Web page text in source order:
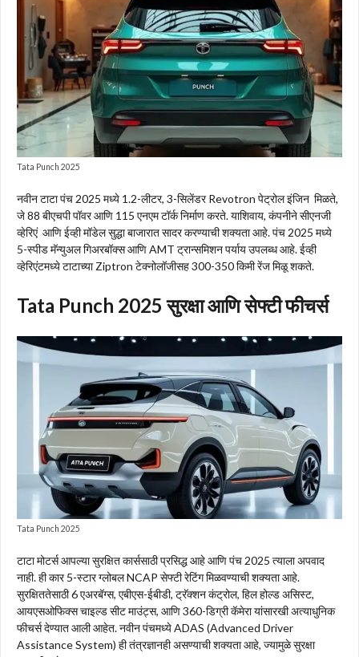
Tata Punch 2025
नवीन टाटा पंच 2025 मध्ये 1.2-लीटर, 3-सिलेंडर Revotron पेट्रोल इंजिन मिळते,
जे 88 बीएचपी पॉवर आणि 115 एनएम टॉर्क निर्माण करते. याशिवाय, कंपनीने सीएनजी
व्हेरिएं आणि ईव्ही मॉडेल सुद्धा बाजारात सादर करण्याची शक्यता आहे. पंच 2025 मध्ये
5-स्पीड मॅन्युअल गिअरबॉक्स आणि AMT ट्रान्समिशन पर्याय उपलब्ध आहे. ईव्ही
व्हेरिएंटमध्ये टाटाच्या Ziptron टेक्नोलॉजीसह 300-350 किमी रेंज मिळू शकते.
Tata Punch 2025 सुरक्षा आणि सेफ्टी फीचर्स
Tata Punch 2025
टाटा मोटर्स आपल्या सुरक्षित कार्ससाठी प्रसिद्ध आहे आणि पंच 2025 त्याला अपवाद
नाही. ही कार 5-स्टार ग्लोबल NCAP सेफ्टी रेटिंग मिळवण्याची शक्यता आहे.
सुरक्षिततेसाठी 6 एअरबॅग्स, एबीएस-ईबीडी, ट्रॅक्शन कंट्रोल, हिल होल्ड असिस्ट,
आयएसओफिक्स चाइल्ड सीट माउंट्स, आणि 360-डिग्री कॅमेरा यांसारखी अत्याधुनिक
फीचर्स देण्यात आली आहेत. नवीन पंचमध्ये ADAS (Advanced Driver
Assistance System) ही तंत्रज्ञानही असण्याची शक्यता आहे, ज्यामुळे सुरक्षा